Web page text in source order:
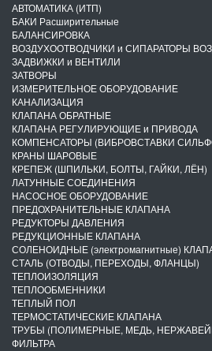
АВТОМАТИКА (ИТП)
БАКИ Расширительные
БАЛАНСИРОВКА
ВОЗДУХООТВОДЧИКИ и СИПАРАТОРЫ
ЗАДВИЖКИ и ВЕНТИЛИ
ЗАТВОРЫ
ИЗМЕРИТЕЛЬНОЕ ОБОРУДОВАНИЕ
КАНАЛИЗАЦИЯ
КЛАПАНА ОБРАТНЫЕ
КЛАПАНА РЕГУЛИРУЮЩИЕ и ПРИВОДА
КОМПЕНСАТОРЫ (ВИБРОВСТАВКИ
КРАНЫ ШАРОВЫЕ
КРЕПЕЖ (ШПИЛЬКИ, БОЛТЫ, ГАЙКИ, ЛЁН)
ЛАТУННЫЕ СОЕДИНЕНИЯ
НАСОСНОЕ ОБОРУДОВАНИЕ
ПРЕДОХРАНИТЕЛЬНЫЕ КЛАПАНА
РЕДУКТОРЫ ДАВЛЕНИЯ
РЕДУКЦИОННЫЕ КЛАПАНА
СОЛЕНОИДНЫЕ (электромагнитные)
СТАЛЬ (ОТВОДЫ, ПЕРЕХОДЫ, ФЛАНЦЫ)
ТЕПЛОИЗОЛЯЦИЯ
ТЕПЛООБМЕННИКИ
ТЕПЛЫЙ ПОЛ
ТЕРМОСТАТИЧЕСКИЕ КЛАПАНА
ТРУБЫ (ПОЛИМЕРНЫЕ, МЕДЬ,
ФИЛЬТРА